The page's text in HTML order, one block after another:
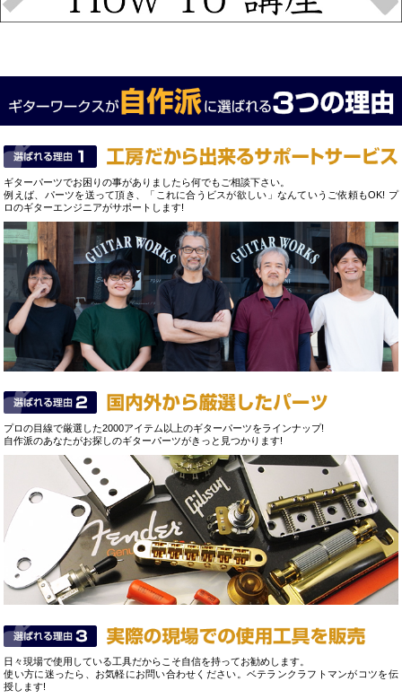
ギターパーツでお困りの事がありましたら何でもご相談下さい。
例えば、パーツを送って頂き、「これに合うビスが欲しい」なんていうご依頼もOK! プ
ロのギターエンジニアがサポートします!
プロの目線で厳選した2000アイテム以上のギターパーツをラインナップ!
自作派のあなたがお探しのギターパーツがきっと見つかります!
日々現場で使用している工具だからこそ自信を持ってお勧めします。
使い方に迷ったら、お気軽にお問い合わせください。ベテランクラフトマンがコツを伝
授します!